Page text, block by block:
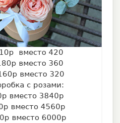
вместо 420
вместо 360
вместо 320
с розами:
вместо 3840р
вместо 4560р
вместо 6000р